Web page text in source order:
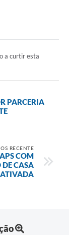
a curtir esta
PARCERIA
RECENTE
COM
DE CASA